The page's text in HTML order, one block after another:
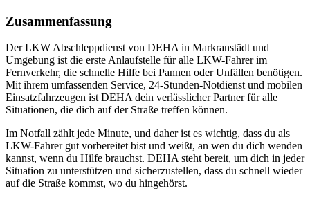
Zusammenfassung
Der LKW Abschleppdienst von DEHA in Markranstädt und
Umgebung ist die erste Anlaufstelle für alle LKW-Fahrer im
Fernverkehr, die schnelle Hilfe bei Pannen oder Unfällen benötigen.
Mit ihrem umfassenden Service, 24-Stunden-Notdienst und mobilen
Einsatzfahrzeugen ist DEHA dein verlässlicher Partner für alle
Situationen, die dich auf der Straße treffen können.
Im Notfall zählt jede Minute, und daher ist es wichtig, dass du als
LKW-Fahrer gut vorbereitet bist und weißt, an wen du dich wenden
kannst, wenn du Hilfe brauchst. DEHA steht bereit, um dich in jeder
Situation zu unterstützen und sicherzustellen, dass du schnell wieder
auf die Straße kommst, wo du hingehörst.